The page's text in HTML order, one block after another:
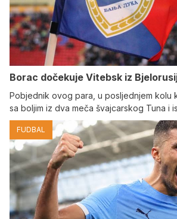
Borac dočekuje Vitebsk iz
Pobjednik ovog para, u posljednjem kolu
sa boljim iz dva meča švajcarskog Tuna i
FUDBAL